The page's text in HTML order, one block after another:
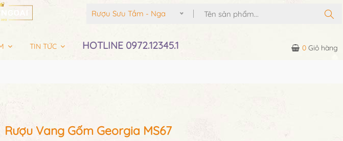
Rượu Sưu Tầm - Nga
TIN TỨC HOTLINE 0972.12345.1 0 Giỏ hàng
Rượu Vang Gốm Georgia MS67